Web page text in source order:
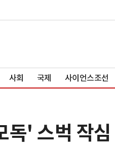
사회 국제 사이언스조선
' 스벅 작심